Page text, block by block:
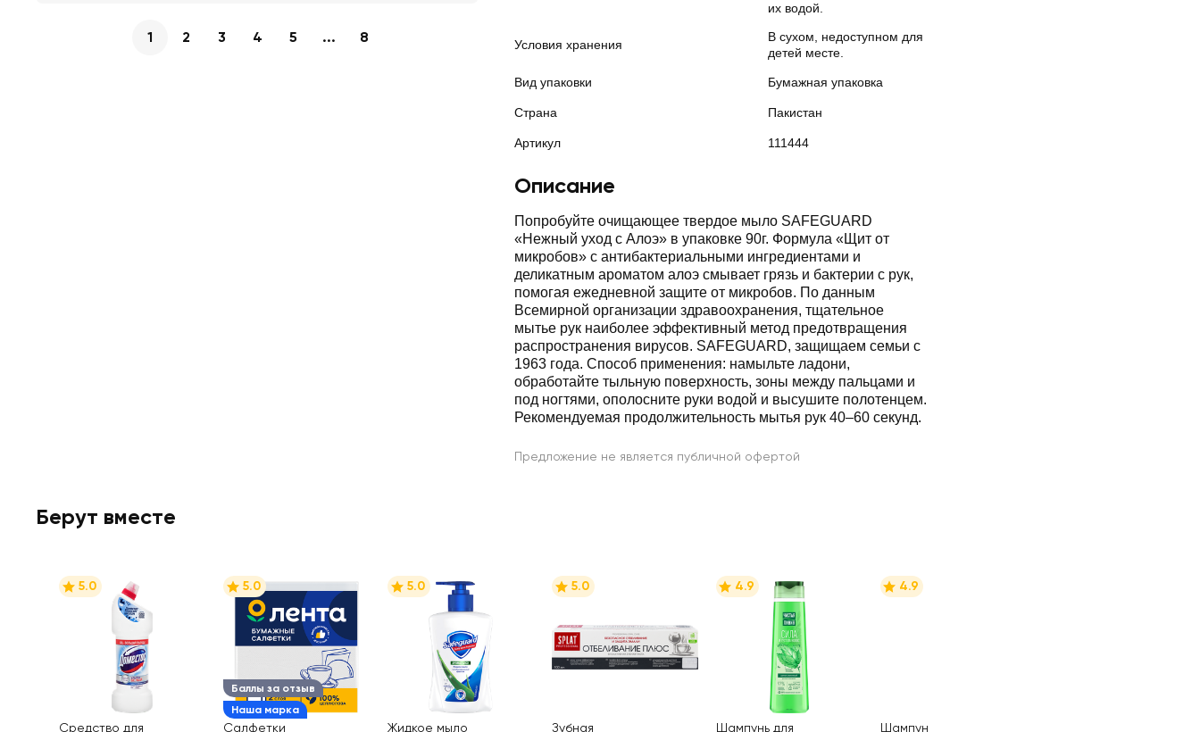
их водой.
Условия хранения
В сухом, недоступном для
детей месте.
Вид упаковки Бумажная упаковка
Страна Пакистан
Артикул 111444
Описание
Попробуйте очищающее твердое мыло SAFEGUARD
«Нежный уход с Алоэ» в упаковке 90г. Формула «Щит от
микробов» с антибактериальными ингредиентами и
деликатным ароматом алоэ смывает грязь и бактерии с рук,
помогая ежедневной защите от микробов. По данным
Всемирной организации здравоохранения, тщательное
мытье рук наиболее эффективный метод предотвращения
распространения вирусов. SAFEGUARD, защищаем семьи с
1963 года. Способ применения: намыльте ладони,
обработайте тыльную поверхность, зоны между пальцами и
под ногтями, ополосните руки водой и высушите полотенцем.
Рекомендуемая продолжительность мытья рук 40–60 секунд.
Предложение не является публичной офертой
1 2 3 4 5 ... 8
Берут вместе
5.0
Средство для
Баллы за отзыв
Наша марка
5.0
Салфетки
5.0
Жидкое мыло
5.0
Зубная
4.9
Шампунь для
4.9
Шампунь для